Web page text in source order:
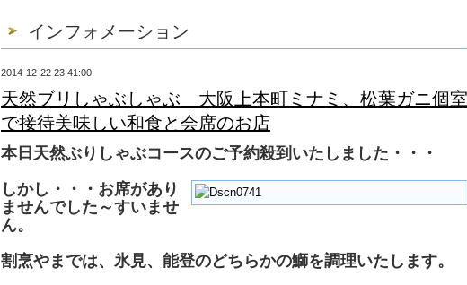
インフォメーション
2014-12-22 23:41:00
天然ブリしゃぶしゃぶ 大阪上本町ミナミ、松葉ガニ個室
で接待美味しい和食と会席のお店
本日天然ぶりしゃぶコースのご予約殺到いたしました・・・
しかし・・・お席があり
ませんでした～すいませ
ん。
割烹やまでは、氷見、能登のどちらかの鰤を調理いたします。